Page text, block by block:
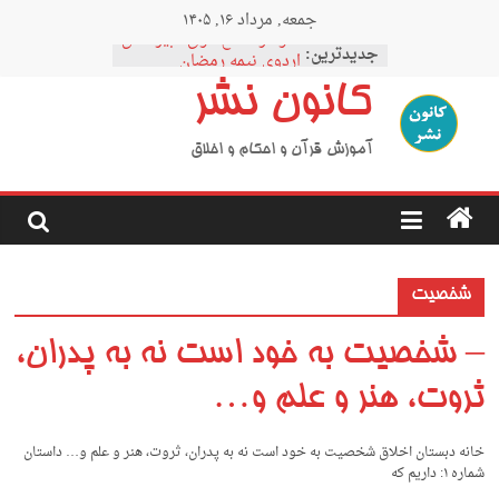
جمعه, مرداد ۱۶, ۱۴۰۵
جدیدترین:
نمودار مقطع فوق دبیرستان
اردوی نیمه رمضان
اردوی نیمه شعبان
اردوی غدیر
کانون نشر
آموزش قرآن و احکام و اخلاق
شخصیت
– شخصیت به خود است نه به پدران،
ثروت، هنر و علم و…
خانه دبستان اخلاق شخصیت به خود است نه به پدران، ثروت، هنر و علم و… داستان
شماره ۱: داریم که